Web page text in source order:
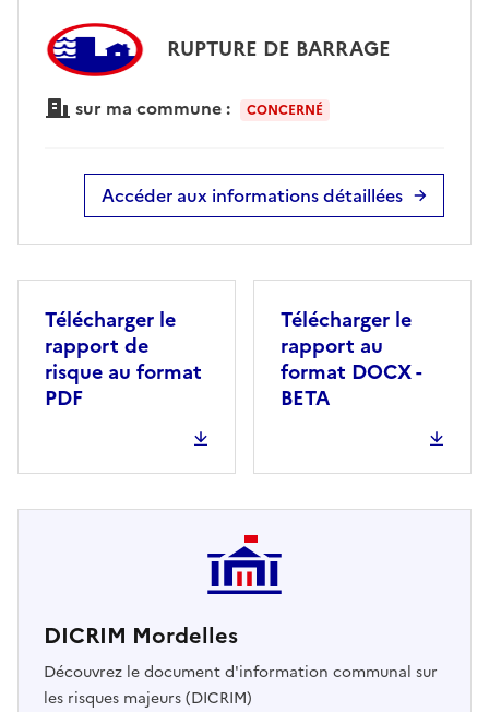
RUPTURE DE BARRAGE
sur ma commune : CONCERNÉ
Accéder aux informations détaillées
Télécharger le
rapport de
risque au format
PDF
Télécharger le
rapport au
format DOCX -
BETA
DICRIM Mordelles
Découvrez le document d'information communal sur
les risques majeurs (DICRIM)